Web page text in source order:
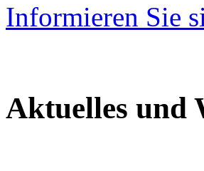
Informieren Sie
Aktuelles und